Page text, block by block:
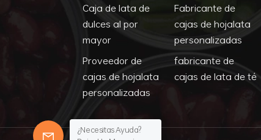
Caja de lata de
dulces al por
mayor
Fabricante de
cajas de hojalata
personalizadas
Proveedor de
cajas de hojalata
personalizadas
fabricante de
cajas de lata de té
¿Necesitas Ayuda?